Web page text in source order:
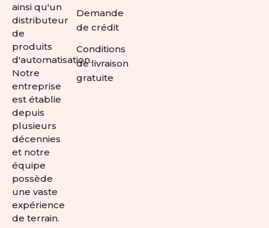
ainsi qu'un
distributeur
de
produits
d'automatisation.
Notre
entreprise
est établie
depuis
plusieurs
décennies
et notre
équipe
possède
une vaste
expérience
de terrain.
Demande
de crédit
Conditions
de livraison
gratuite